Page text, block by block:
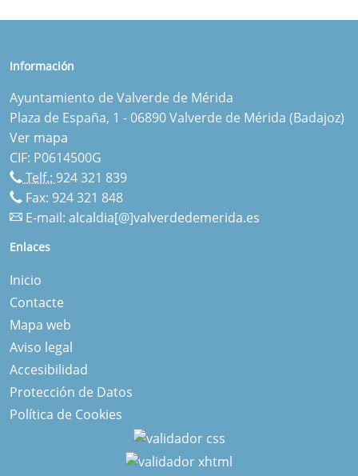
Información
Ayuntamiento de Valverde de Mérida
Plaza de España, 1 - 06890 Valverde de Mérida (Badajoz)
Ver mapa
CIF: P0614500G
Telf.: 924 321 839
Fax: 924 321 848
E-mail: alcaldia[@]valverdedemerida.es
Enlaces
Inicio
Contacte
Mapa web
Aviso legal
Accesibilidad
Protección de Datos
Política de Cookies